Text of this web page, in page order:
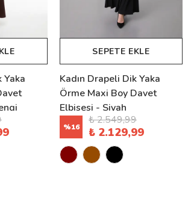
Yaka
SEPETE EKLE
Kadın Drapeli Dik Yaka
Örme Maxi Boy Davet
Elbisesi - Siyah
%16
₺ 2.549,99
₺ 2.129,99